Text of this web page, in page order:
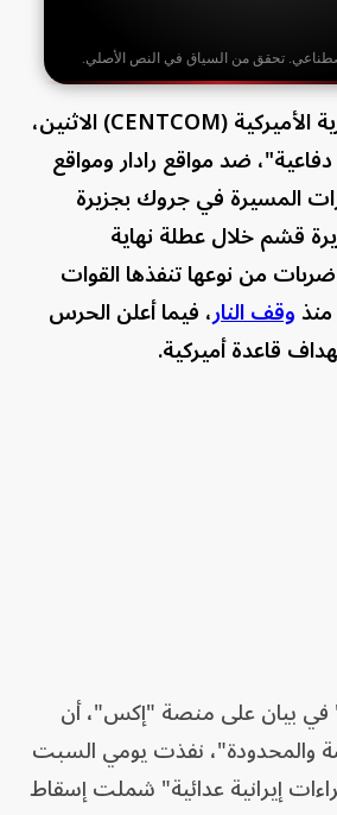
تحقق من السياق في النص الأصلي.
قالت القيادة المركزية الأميركية (CENTCOM) الاثنين،
ضد مواقع رادار ومواقع
المسيرة في جروك بجزيرة
قشم خلال عطلة نهاية
من نوعها تنفذها القوات
وقف النار، فيما أعلن الحرس
قاعدة أميركية.
بيان على منصة "إكس"، أن
والمحدودة"، نفذت يومي السبت
إيرانية عدائية" شملت إسقاط